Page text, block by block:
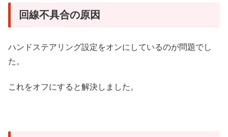
回線不具合の原因
ハンドステアリング設定をオンにしているのが問題でし
た。
これをオフにすると解決しました。